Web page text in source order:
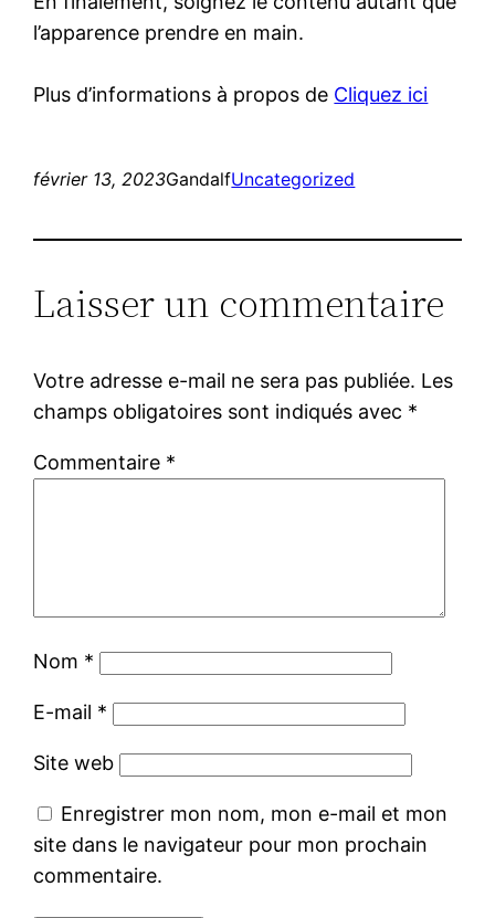
l’apparence prendre en main.
Plus d’informations à propos de Cliquez ici
février 13, 2023GandalfUncategorized
Laisser un commentaire
Votre adresse e-mail ne sera pas publiée. Les
champs obligatoires sont indiqués avec *
Commentaire *
Nom *
E-mail *
Site web
Enregistrer mon nom, mon e-mail et mon
site dans le navigateur pour mon prochain
commentaire.